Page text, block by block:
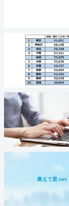
教えて君.net